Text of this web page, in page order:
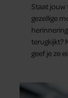
Staat jouw
gezellige
terugkijkt?
geef je ze